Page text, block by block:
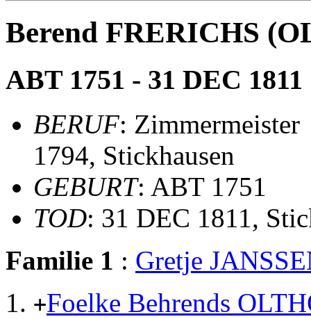
Berend FRERICHS
ABT 1751 - 31 DEC 1811
BERUF: Zimmermeister
1794, Stickhausen
GEBURT: ABT 1751
TOD: 31 DEC 1811,
Familie 1 : Gretje
+Foelke Behrends